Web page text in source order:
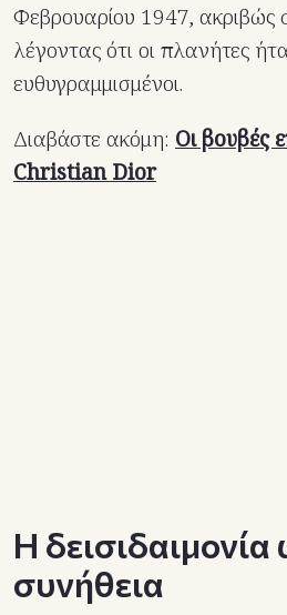
Φεβρουαρίου 1947, ακριβώς
λέγοντας ότι οι πλανήτες
ευθυγραμμισμένοι.
Διαβάστε ακόμη: Oι βουβές
Christian Dior
Η
συνήθεια